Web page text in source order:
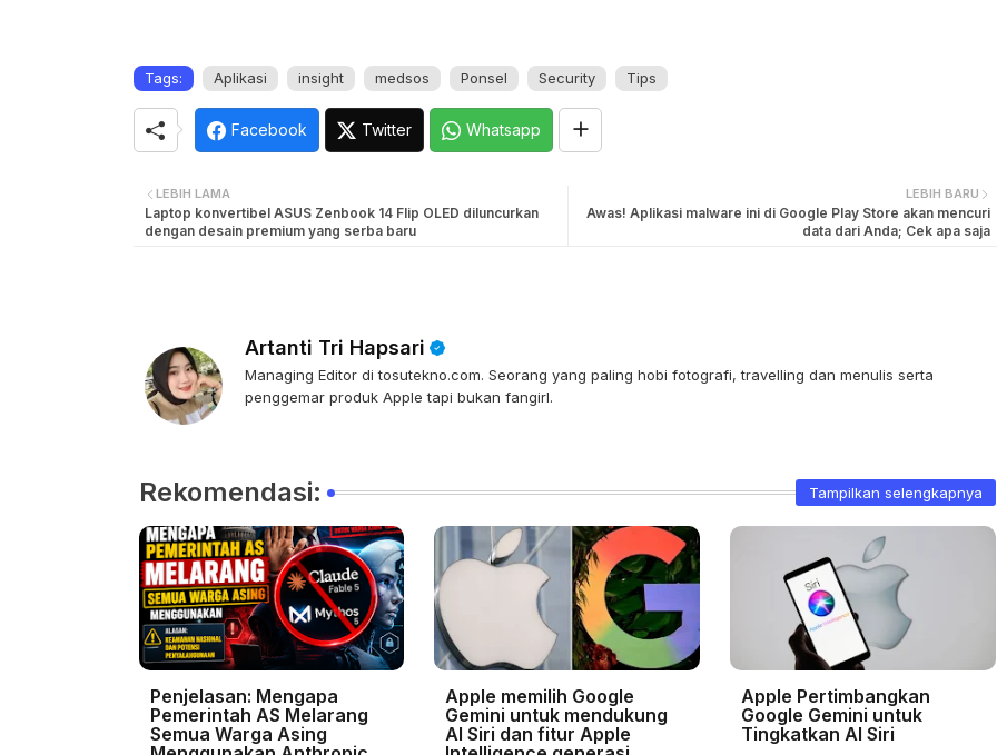
Tags: Aplikasi insight medsos Ponsel Security Tips
Facebook Twitter Whatsapp
LEBIH BARU
Awas! Aplikasi malware ini di Google Play Store akan mencuri
data dari Anda; Cek apa saja
LEBIH LAMA
Laptop konvertibel ASUS Zenbook 14 Flip OLED diluncurkan
dengan desain premium yang serba baru
Artanti Tri Hapsari
Managing Editor di tosutekno.com. Seorang yang paling hobi fotografi, travelling dan menulis serta
penggemar produk Apple tapi bukan fangirl.
Rekomendasi: Tampilkan selengkapnya
Penjelasan: Mengapa
Pemerintah AS Melarang
Semua Warga Asing
Apple memilih Google
Gemini untuk mendukung
AI Siri dan fitur Apple
Apple Pertimbangkan
Google Gemini untuk
Tingkatkan AI Siri